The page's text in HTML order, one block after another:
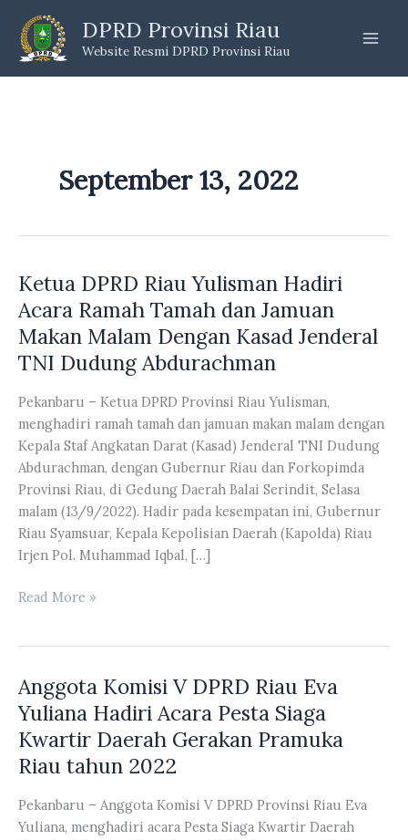
content
DPRD Provinsi Riau
Website Resmi DPRD Provinsi Riau
September 13, 2022
Ketua DPRD Riau Yulisman Hadiri
Acara Ramah Tamah dan Jamuan
Makan Malam Dengan Kasad Jenderal
TNI Dudung Abdurachman
Pekanbaru – Ketua DPRD Provinsi Riau Yulisman,
menghadiri ramah tamah dan jamuan makan malam dengan
Kepala Staf Angkatan Darat (Kasad) Jenderal TNI Dudung
Abdurachman, dengan Gubernur Riau dan Forkopimda
Provinsi Riau, di Gedung Daerah Balai Serindit, Selasa
malam (13/9/2022). Hadir pada kesempatan ini, Gubernur
Riau Syamsuar, Kepala Kepolisian Daerah (Kapolda) Riau
Irjen Pol. Muhammad Iqbal, […]
Ketua
Hadiri
Acara
Tamah
dan
Makan
Read More »
Anggota Komisi V DPRD Riau Eva
Yuliana Hadiri Acara Pesta Siaga
Kwartir Daerah Gerakan Pramuka
Riau tahun 2022
Pekanbaru – Anggota Komisi V DPRD Provinsi Riau Eva
Yuliana, menghadiri acara Pesta Siaga Kwartir Daerah